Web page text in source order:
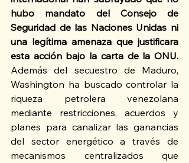
hubo mandato del Consejo de
Seguridad de las Naciones Unidas ni
una legítima amenaza que justificara
esta acción bajo la carta de la ONU.
Además del secuestro de Maduro,
Washington ha buscado controlar la
riqueza petrolera venezolana
mediante restricciones, acuerdos y
planes para canalizar las ganancias
del sector energético a través de
mecanismos centralizados que